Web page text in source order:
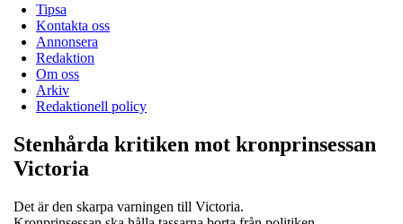
Tipsa
Kontakta oss
Annonsera
Redaktion
Om oss
Arkiv
Redaktionell policy
Stenhårda kritiken mot kronprinsessan
Victoria
Det är den skarpa varningen till Victoria.